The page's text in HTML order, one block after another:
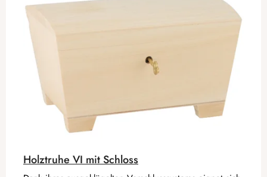
Holztruhe VI mit Schloss